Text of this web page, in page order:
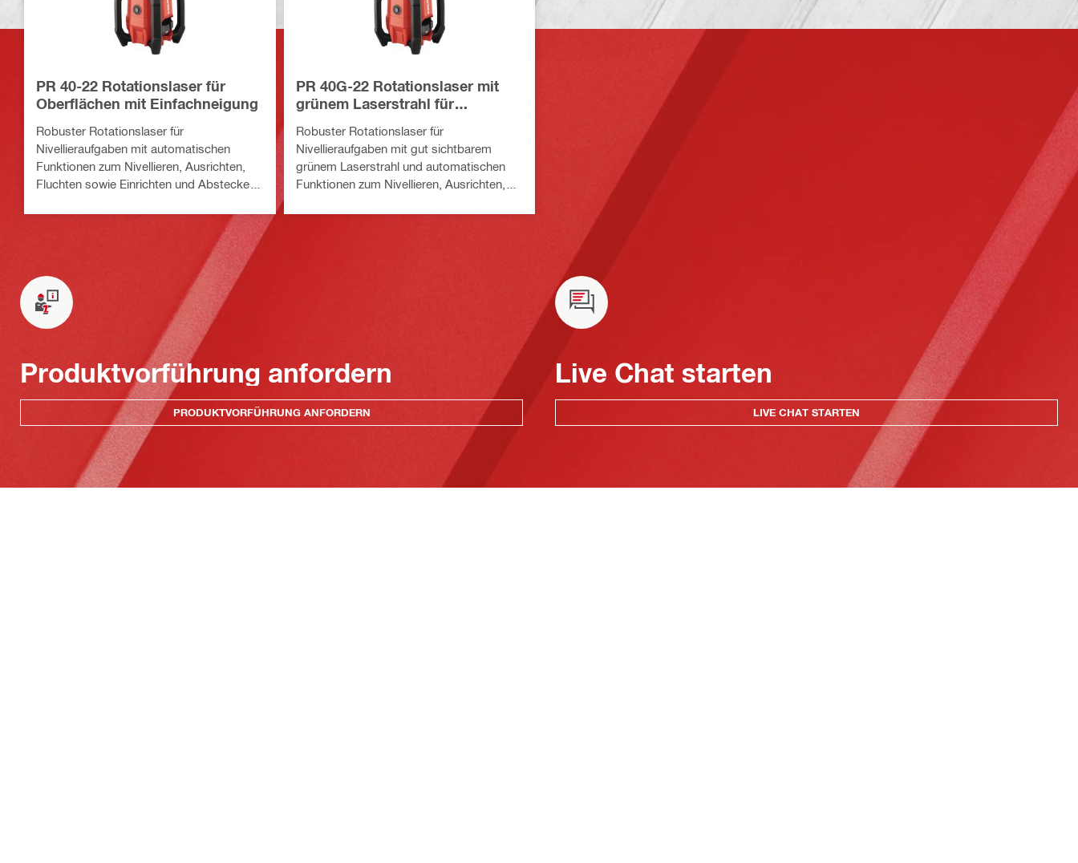
PR 40-22 Rotationslaser für
Oberflächen mit Einfachneigung
Robuster Rotationslaser für
Nivellieraufgaben mit automatischen
Funktionen zum Nivellieren, Ausrichten,
Fluchten sowie Einrichten und Abstecken
Akku-Plattform)
PR 40G-22 Rotationslaser mit
grünem Laserstrahl für
Robuster Rotationslaser für
Nivellieraufgaben mit gut sichtbarem
grünem Laserstrahl und automatischen
Funktionen zum Nivellieren, Ausrichten,
von Winkeln im Innenbereich (Nuron Akku-
Produktvorführung anfordern
PRODUKTVORFÜHRUNG ANFORDERN
Live Chat starten
LIVE CHAT STARTEN